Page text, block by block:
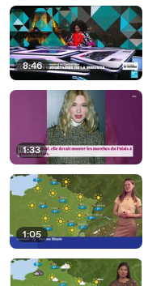
8:46
1:33
1:05